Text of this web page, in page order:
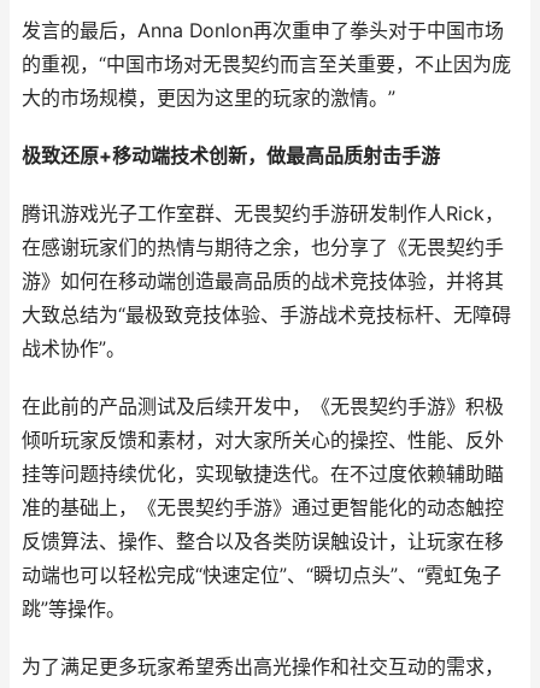
发言的最后，Anna Donlon再次重申了拳头对于中国市场
的重视，“中国市场对无畏契约而言至关重要，不止因为庞
大的市场规模，更因为这里的玩家的激情。”
极致还原+移动端技术创新，做最高品质射击手游
腾讯游戏光子工作室群、无畏契约手游研发制作人Rick，
在感谢玩家们的热情与期待之余，也分享了《无畏契约手
游》如何在移动端创造最高品质的战术竞技体验，并将其
大致总结为“最极致竞技体验、手游战术竞技标杆、无障碍
战术协作”。
在此前的产品测试及后续开发中，《无畏契约手游》积极
倾听玩家反馈和素材，对大家所关心的操控、性能、反外
挂等问题持续优化，实现敏捷迭代。在不过度依赖辅助瞄
准的基础上，《无畏契约手游》通过更智能化的动态触控
反馈算法、操作、整合以及各类防误触设计，让玩家在移
动端也可以轻松完成“快速定位”、“瞬切点头”、“霓虹兔子
跳”等操作。
为了满足更多玩家希望秀出高光操作和社交互动的需求，